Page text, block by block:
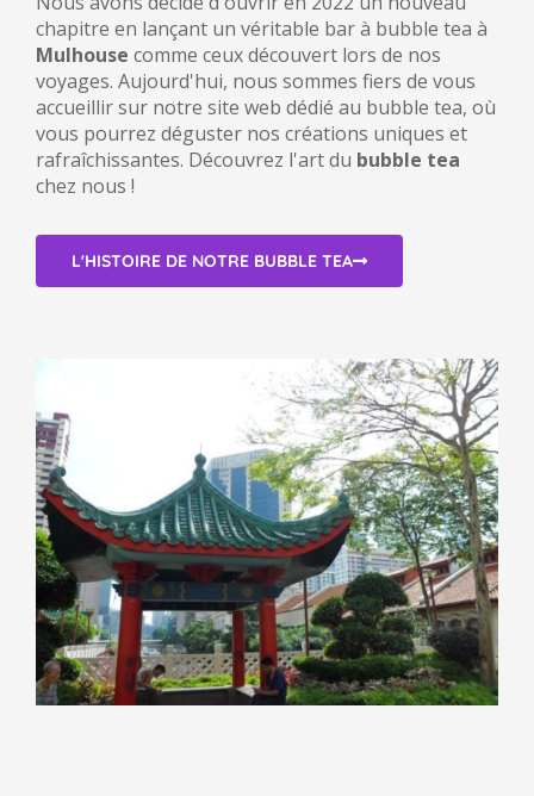
chapitre en lançant un véritable bar à bubble tea à
Mulhouse comme ceux découvert lors de nos
voyages. Aujourd'hui, nous sommes fiers de vous
accueillir sur notre site web dédié au bubble tea, où
vous pourrez déguster nos créations uniques et
rafraîchissantes. Découvrez l'art du bubble tea
chez nous !
L'HISTOIRE DE NOTRE BUBBLE TEA